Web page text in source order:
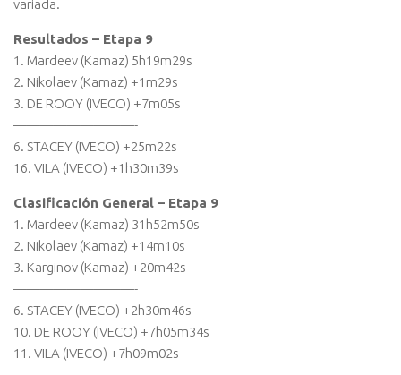
variada.
Resultados – Etapa 9
1. Mardeev (Kamaz) 5h19m29s
2. Nikolaev (Kamaz) +1m29s
3. DE ROOY (IVECO) +7m05s
—————————-
6. STACEY (IVECO) +25m22s
16. VILA (IVECO) +1h30m39s
Clasificación General – Etapa 9
1. Mardeev (Kamaz) 31h52m50s
2. Nikolaev (Kamaz) +14m10s
3. Karginov (Kamaz) +20m42s
—————————-
6. STACEY (IVECO) +2h30m46s
10. DE ROOY (IVECO) +7h05m34s
11. VILA (IVECO) +7h09m02s